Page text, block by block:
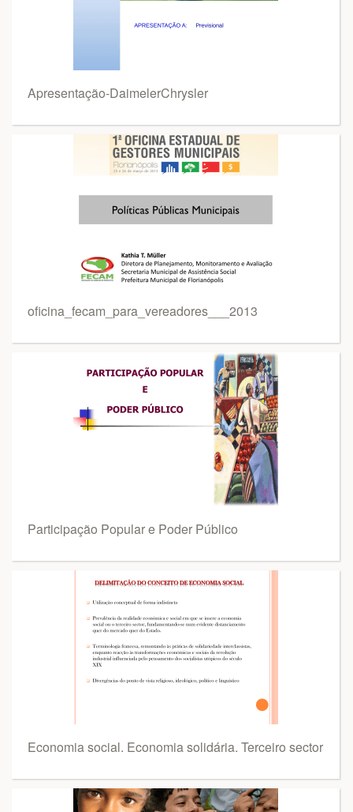
Apresentação-DaimelerChrysler
oficina_fecam_para_vereadores___2013
Participação Popular e Poder Público
Economia social. Economia solidária. Terceiro sector